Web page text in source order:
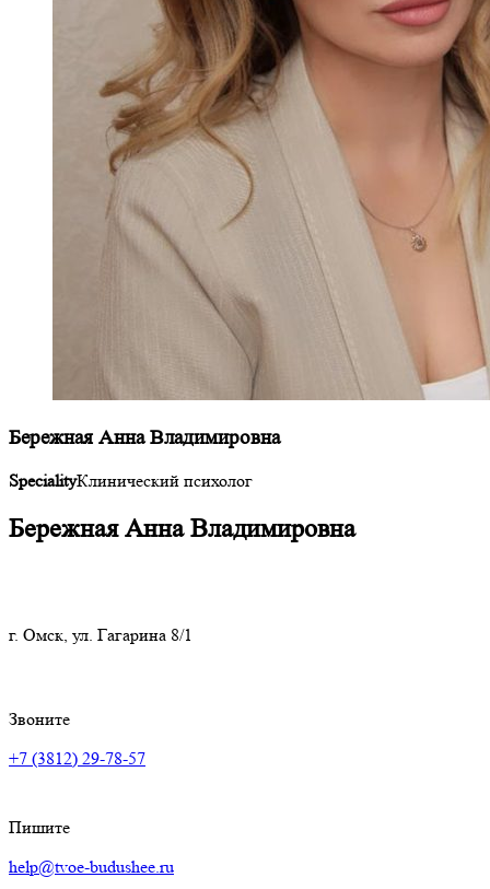
Бережная Анна Владимировна
SpecialityКлинический психолог
Бережная Анна Владимировна
г. Омск, ул. Гагарина 8/1
Звоните
+7 (3812) 29-78-57
Пишите
help@tvoe-budushee.ru